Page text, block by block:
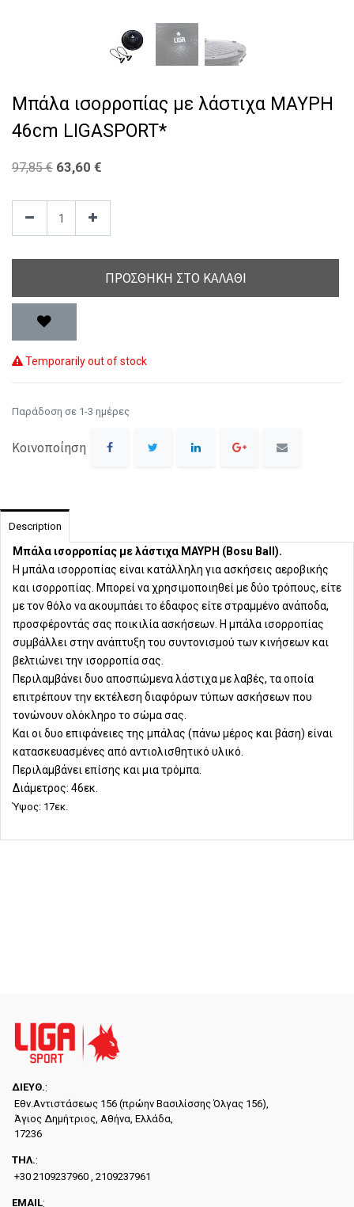
Μπάλα ισορροπίας με λάστιχα ΜΑΥΡΗ
46cm LIGASPORT*
97,85€ 63,60 €
ΠΡΟΣΘΉΚΗ ΣΤΟ ΚΑΛΆΘΙ
Temporarily out of stock
Παράδοση σε 1-3 ημέρες
Κοινοποίηση
Description
Μπάλα ισορροπίας με λάστιχα ΜΑΥΡΗ (Bosu Ball).
Η μπάλα ισορροπίας είναι κατάλληλη για ασκήσεις αεροβικής
και ισορροπίας. Μπορεί να χρησιμοποιηθεί με δύο τρόπους, είτε
με τον θόλο να ακουμπάει το έδαφος είτε στραμμένο ανάποδα,
προσφέροντάς σας ποικιλία ασκήσεων. Η μπάλα ισορροπίας
συμβάλλει στην ανάπτυξη του συντονισμού των κινήσεων και
βελτιώνει την ισορροπία σας.
Περιλαμβάνει δυο αποσπώμενα λάστιχα με λαβές, τα οποία
επιτρέπουν την εκτέλεση διαφόρων τύπων ασκήσεων που
τονώνουν ολόκληρο το σώμα σας.
Και οι δυο επιφάνειες της μπάλας (πάνω μέρος και βάση) είναι
κατασκευασμένες από αντιολισθητικό υλικό.
Περιλαμβάνει επίσης και μια τρόμπα.
Διάμετρος: 46εκ.
Ύψος: 17εκ.
ΔΙΕYΘ.:
Εθν.Αντιστάσεως 156 (πρώην Βασιλίσσης Όλγας 156),
Άγιος Δημήτριος, Αθήνα, Ελλάδα,
17236
ΤΗΛ.:
+30 2109237960 , 2109237961
EMAIL: